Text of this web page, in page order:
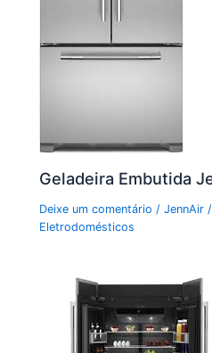
Geladeira Embutida
Deixe um comentário /JennAir
Eletrodomésticos